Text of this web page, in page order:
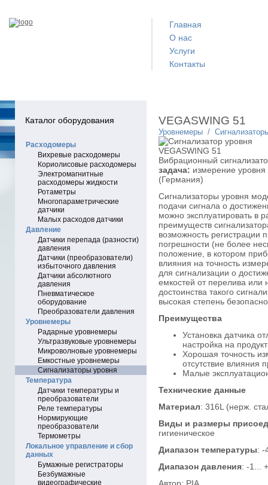
Главная
О нас
Услуги
Контакты
Каталог оборудования
Расходомеры
Вихревые расходомеры
Кориолисовые расходомеры
Электромагнитные
расходомеры жидкости
Ротаметры
Многопараметрические
датчики
Малых расходов датчики
Давление
Датчики перепада (разности)
давления
Датчики (преобразователи)
избыточного давления
Датчики абсолютного
давления
Пневматическое
оборудование
Преобразователи давления
Уровнемеры
Радарные уровнемеры
Ультразвуковые уровнемеры
Микроволновые уровнемеры
Емкостные уровнемеры
Сигнализаторы уровня
Температура
Датчики температуры и
преобразователи
Реле температуры
Нормирующие
преобразователи
Термометры
Локальное управление и сбор
данных
Бумажные регистраторы
Безбумажные
видеографические
VEGASWING 51
Уровнемеры /
Вибрационный
задача: измерение уровня
(Германия)
Сигнализаторы уровня
подачи сигнала о
можно эксплуатировать в
преимуществ
возможность регистрации
погрешности (не более
положение, в котором
влияния на точность
для сигнализации о
емкостей от перелива или
достоинства такого
высокая степень
Преимущества
Установка датчика
настройка на
Хорошая точность
отсутствие влияния
Малые
Технические данные
Материал: 316L (нерж.
Виды и размеры
гигиеническое
Диапазон температуры: -
Диапазон давления: -1...